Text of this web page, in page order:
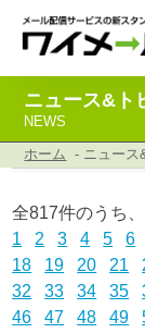
ニュース&ト
NEWS
ホーム - ニュース
全817件のうち
1
2 3 4 5 6
18
19 20 21
32
33 34 35
46
47 48 49